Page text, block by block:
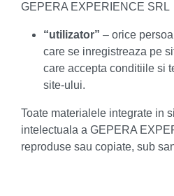
GEPERA EXPERIENCE SRL
“utilizator” – orice
care se inregistreaza pe
care accepta conditiile si
site-ului.
Toate materialele integrate in
intelectuala a GEPERA
reproduse sau copiate, sub